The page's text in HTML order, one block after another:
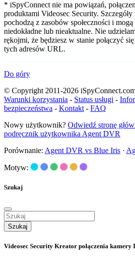
* iSpyConnect nie ma powiązań,
produktami Videosec Security. Szczegóły
pochodzą z zasobów społeczności i
niedokładne lub nieaktualne. Nie
rękojmi, że będziesz w stanie połączyć
tych adresów URL.
Do góry
© Copyright 2011-2026
Warunki korzystania - Status usługi -
bezpieczeństwa - Kontakt - FAQ
Nowy użytkownik? Odwiedź stronę
podręcznik użytkownika Agent DVR
Porównanie: Agent DVR vs Blue Iris ·
Motyw:
Szukaj
Szukaj
Videosec Security Kreator połączenia kamery